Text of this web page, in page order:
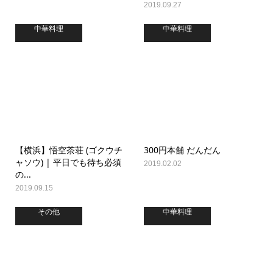
2019.09.27
中華料理
【横浜】悟空茶荘 (ゴクウチ
ャソウ) | 平日でも待ち必須
の...
2019.09.15
中華料理
300円本舗 だんだん
2019.02.02
その他 中華料理